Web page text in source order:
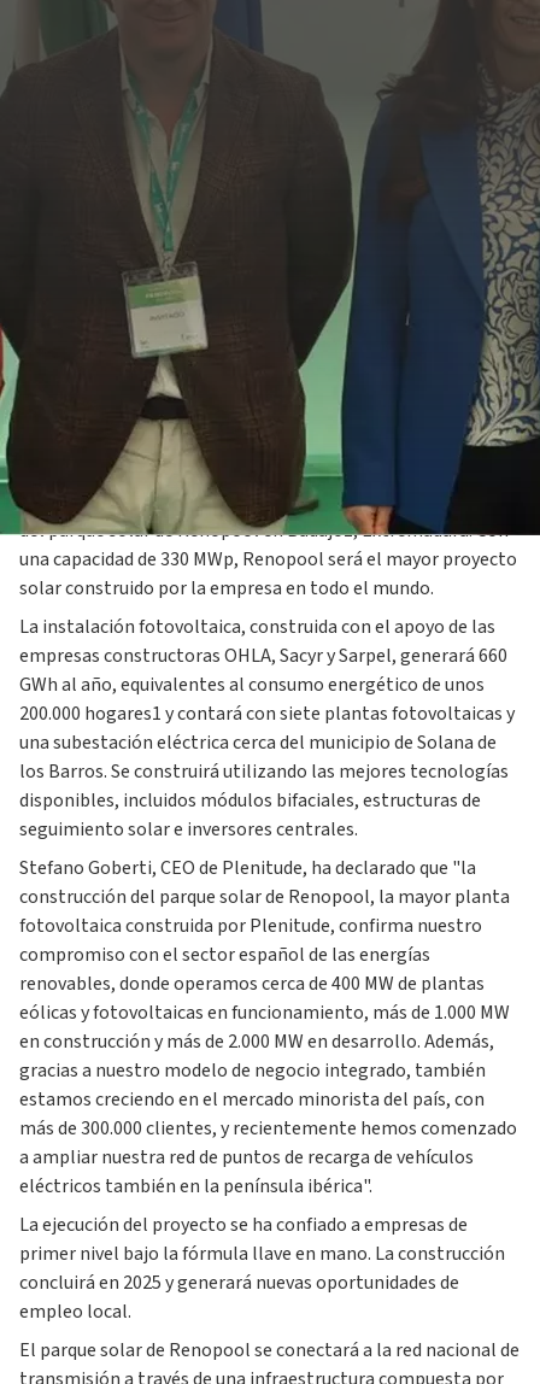
09 abril 2024
Plenitude, en presencia de Ignacio Gragera, alcalde de
Badajoz, y D. Víctor del Moral Agúndez, secretario general de
Desarrollo Sostenible de la Consejería de Agricultura,
Ganadería y Desarrollo Sostenible de la Junta de
Extremadura, ha anunciado hoy el inicio de la construcción
del parque solar de Renopool en Badajoz, Extremadura. Con
una capacidad de 330 MWp, Renopool será el mayor proyecto
solar construido por la empresa en todo el mundo.
La instalación fotovoltaica, construida con el apoyo de las
empresas constructoras OHLA, Sacyr y Sarpel, generará 660
GWh al año, equivalentes al consumo energético de unos
200.000 hogares1 y contará con siete plantas fotovoltaicas y
una subestación eléctrica cerca del municipio de Solana de
los Barros. Se construirá utilizando las mejores tecnologías
disponibles, incluidos módulos bifaciales, estructuras de
seguimiento solar e inversores centrales.
Stefano Goberti, CEO de Plenitude, ha declarado que "la
construcción del parque solar de Renopool, la mayor planta
fotovoltaica construida por Plenitude, confirma nuestro
compromiso con el sector español de las energías
renovables, donde operamos cerca de 400 MW de plantas
eólicas y fotovoltaicas en funcionamiento, más de 1.000 MW
en construcción y más de 2.000 MW en desarrollo. Además,
gracias a nuestro modelo de negocio integrado, también
estamos creciendo en el mercado minorista del país, con
más de 300.000 clientes, y recientemente hemos comenzado
a ampliar nuestra red de puntos de recarga de vehículos
eléctricos también en la península ibérica".
La ejecución del proyecto se ha confiado a empresas de
primer nivel bajo la fórmula llave en mano. La construcción
concluirá en 2025 y generará nuevas oportunidades de
empleo local.
El parque solar de Renopool se conectará a la red nacional de